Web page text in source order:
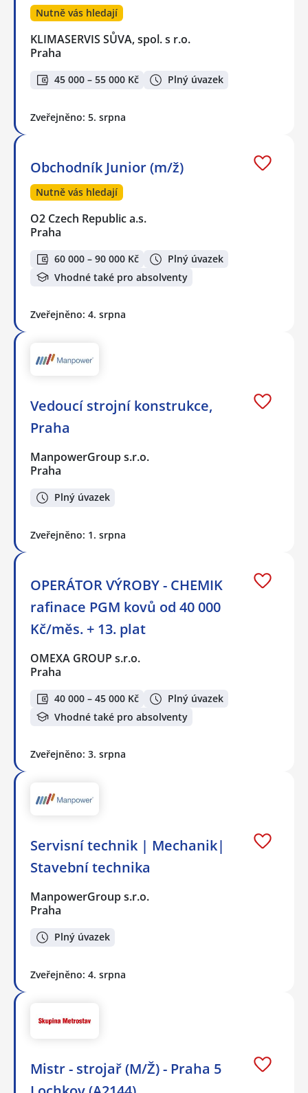
Nutně vás hledají
KLIMASERVIS SŮVA, spol. s r.o.
Praha
45 000 – 55 000 Kč Plný úvazek
Zveřejněno: 5. srpna
Obchodník Junior (m/ž)
Nutně vás hledají
O2 Czech Republic a.s.
Praha
60 000 – 90 000 Kč
Plný úvazek
Vhodné také pro absolventy
Zveřejněno: 4. srpna
Vedoucí strojní konstrukce,
Praha
ManpowerGroup s.r.o.
Praha
Plný úvazek
Zveřejněno: 1. srpna
OPERÁTOR VÝROBY - CHEMIK
rafinace PGM kovů od 40 000
Kč/měs. + 13. plat
OMEXA GROUP s.r.o.
Praha
40 000 – 45 000 Kč
Plný úvazek
Vhodné také pro absolventy
Zveřejněno: 3. srpna
Servisní technik | Mechanik|
Stavební technika
ManpowerGroup s.r.o.
Praha
Plný úvazek
Zveřejněno: 4. srpna
Mistr - strojař (M/Ž) - Praha 5